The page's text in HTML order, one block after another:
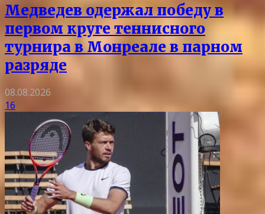
Медведев одержал победу в
первом круге теннисного
турнира в Монреале в парном
разряде
08.08.2026
16